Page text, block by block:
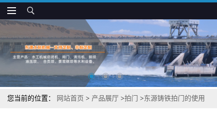
您当前的位置： 网站首页 > 产品展厅 >拍门 >东源铸铁拍门的使用